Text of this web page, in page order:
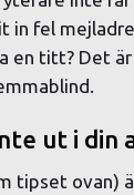
in fel
en titt? Det
ut i din
tipset ovan)